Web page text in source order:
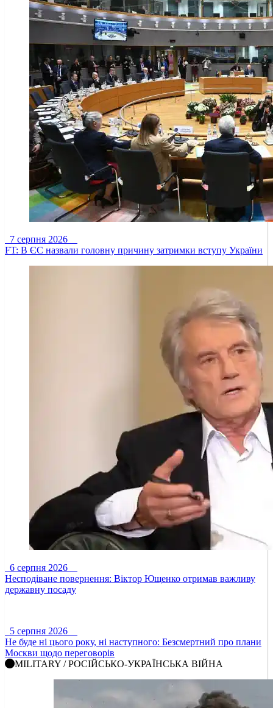
7 серпня 2026
FT: В ЄС назвали головну причину затримки вступу України
6 серпня 2026
Несподіване повернення: Віктор Ющенко отримав важливу
державну посаду
5 серпня 2026
Не буде ні цього року, ні наступного: Безсмертний про плани
Москви щодо переговорів
MILITARY / РОСІЙСЬКО-УКРАЇНСЬКА ВІЙНА